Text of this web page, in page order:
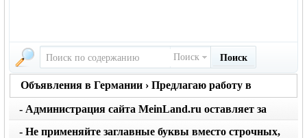
Поиск Поиск
Объявления в Германии › Предлагаю работу в
Германии
- Администрация сайта MeinLand.ru оставляет за
собой право редактировать объявление, не искажая
- Не применяйте заглавные буквы вместо строчных,